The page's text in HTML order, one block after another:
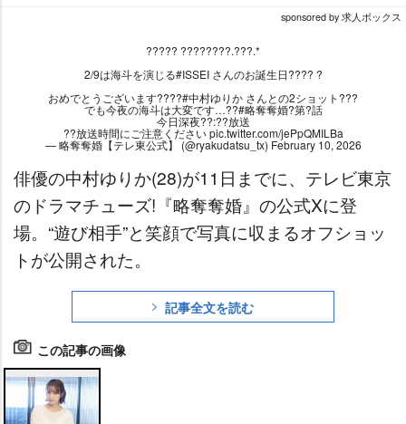
sponsored by 求人ボックス
????? ????????.???.*
2/9は海斗を演じる#ISSEIさんのお誕生日???? ?
おめでとうございます????#中村ゆりか さんとの2ショット???
でも今夜の海斗は大変です…??#略奪奪婚?第?話
今日深夜??:??放送
??放送時間にご注意くださいpic.twitter.com/jePpQMILBa
— 略奪奪婚【テレ東公式】 (@ryakudatsu_tx) February 10, 2026
俳優の中村ゆりか(28)が11日までに、テレビ東京
のドラマチューズ!『略奪奪婚』の公式Xに登
場。“遊び相手”と笑顔で写真に収まるオフショッ
トが公開された。
記事全文を読む
この記事の画像